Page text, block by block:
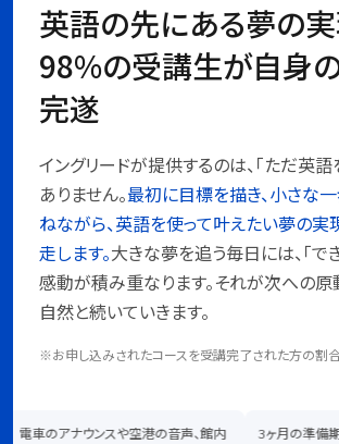
英語の先にある夢の実
98%の受講生が自身
完遂
イングリードが提供するのは、「ただ英語
ありません。最初に目標を描き、小さな
ねながら、英語を使って叶えたい夢の
走します。大きな夢を追う毎日には、「で
感動が積み重なります。それが次への
自然と続いていきます。
※お申し込みされたコースを受講完了された方の割
車のアナウンスや空港の音声、館内
3ヶ月の準備期間